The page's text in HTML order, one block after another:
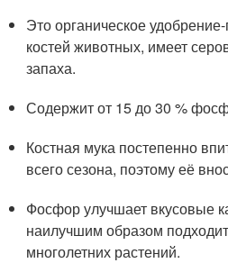
Это органическое
костей животных, имеет
запаха.
Содержит от 15 до 30 %
Костная мука постепенно
всего сезона, поэтому её
Фосфор улучшает вкусовые
наилучшим образом
многолетних растений.